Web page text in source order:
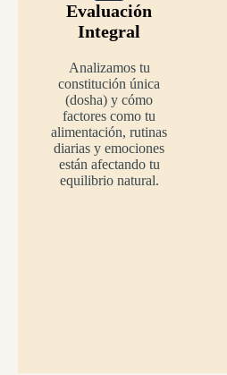
Evaluación
Integral
Analizamos tu
constitución única
(dosha) y cómo
factores como tu
alimentación, rutinas
diarias y emociones
están afectando tu
equilibrio natural.